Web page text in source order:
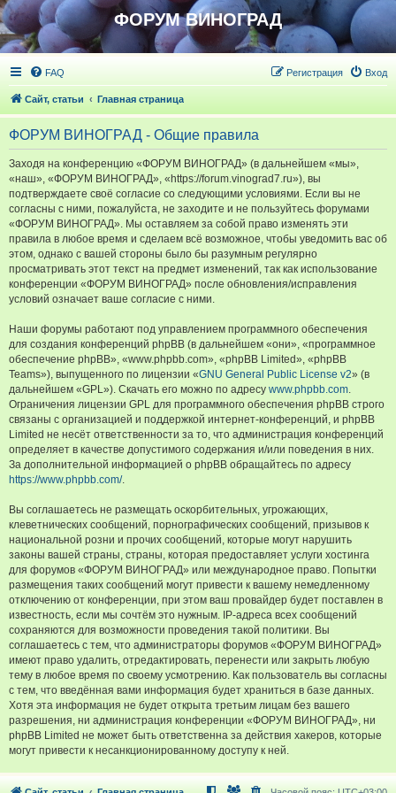
ФОРУМ ВИНОГРАД
FAQ Вход
Регистрация
Сайт, статьи Главная страница
ФОРУМ ВИНОГРАД - Общие правила
Заходя на конференцию «ФОРУМ ВИНОГРАД» (в дальнейшем «мы»,
«наш», «ФОРУМ ВИНОГРАД», «https://forum.vinograd7.ru»), вы
подтверждаете своё согласие со следующими условиями. Если вы не
согласны с ними, пожалуйста, не заходите и не пользуйтесь форумами
«ФОРУМ ВИНОГРАД». Мы оставляем за собой право изменять эти
правила в любое время и сделаем всё возможное, чтобы уведомить вас об
этом, однако с вашей стороны было бы разумным регулярно
просматривать этот текст на предмет изменений, так как использование
конференции «ФОРУМ ВИНОГРАД» после обновления/исправления
условий означает ваше согласие с ними.
Наши форумы работают под управлением программного обеспечения
для создания конференций phpBB (в дальнейшем «они», «программное
обеспечение phpBB», «www.phpbb.com», «phpBB Limited», «phpBB
Teams»), выпущенного по лицензии «GNU General Public License v2» (в
дальнейшем «GPL»). Скачать его можно по адресу www.phpbb.com.
Ограничения лицензии GPL для программного обеспечения phpBB строго
связаны с организацией и поддержкой интернет-конференций, и phpBB
Limited не несёт ответственности за то, что администрация конференций
определяет в качестве допустимого содержания и/или поведения в них.
За дополнительной информацией о phpBB обращайтесь по адресу
https://www.phpbb.com/.
Вы соглашаетесь не размещать оскорбительных, угрожающих,
клеветнических сообщений, порнографических сообщений, призывов к
национальной розни и прочих сообщений, которые могут нарушить
законы вашей страны, страны, которая предоставляет услуги хостинга
для форумов «ФОРУМ ВИНОГРАД» или международное право. Попытки
размещения таких сообщений могут привести к вашему немедленному
отключению от конференции, при этом ваш провайдер будет поставлен в
известность, если мы сочтём это нужным. IP-адреса всех сообщений
сохраняются для возможности проведения такой политики. Вы
соглашаетесь с тем, что администраторы форумов «ФОРУМ ВИНОГРАД»
имеют право удалить, отредактировать, перенести или закрыть любую
тему в любое время по своему усмотрению. Как пользователь вы согласны
с тем, что введённая вами информация будет храниться в базе данных.
Хотя эта информация не будет открыта третьим лицам без вашего
разрешения, ни администрация конференции «ФОРУМ ВИНОГРАД», ни
phpBB Limited не может быть ответственна за действия хакеров, которые
могут привести к несанкционированному доступу к ней.